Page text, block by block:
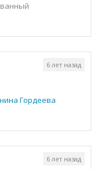
Гордеева
6 лет назад
6 лет назад